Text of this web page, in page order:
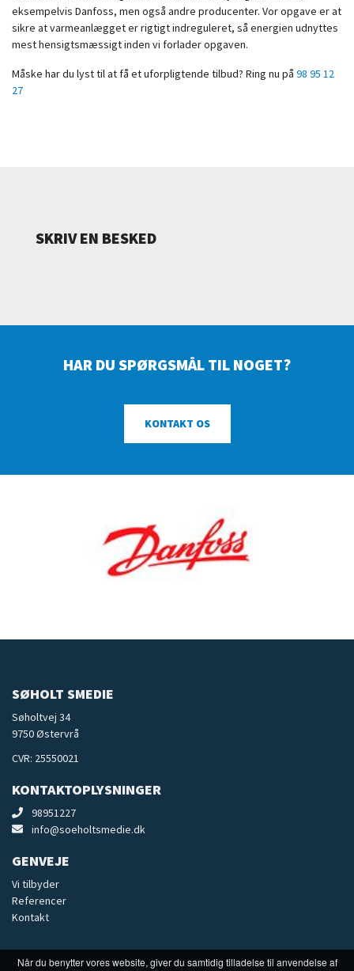
eksempelvis Danfoss, men også andre producenter. Vor opgave er at
sikre at varmeanlægget er rigtigt indreguleret, så energien udnyttes
mest hensigtsmæssigt inden vi forlader opgaven.
Måske har du lyst til at få et uforpligtende tilbud? Ring nu på 98 95 12
27
SKRIV EN BESKED
HAR DU SPØRGSMÅL TIL NOGET?
KONTAKT OS
SØHOLT SMEDIE
Søholtvej 34
9750 Østervrå
CVR: 25550021
KONTAKTOPLYSNINGER
98951227
info@soeholtsmedie.dk
GENVEJE
Vi tilbyder
Referencer
Kontakt
Når du benytter vores website, giver du samtidig tilladelse til anvendelse af